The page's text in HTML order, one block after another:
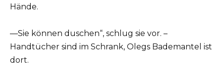
Hände.
—Sie können duschen“, schlug sie vor. –
Handtücher sind im Schrank, Olegs Bademantel ist
dort.